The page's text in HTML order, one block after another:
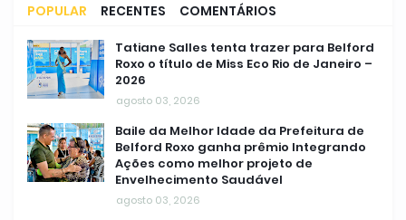
POPULAR RECENTES COMENTÁRIOS
Tatiane Salles tenta trazer para Belford
Roxo o título de Miss Eco Rio de Janeiro –
2026
agosto 03, 2026
Baile da Melhor Idade da Prefeitura de
Belford Roxo ganha prêmio Integrando
Ações como melhor projeto de
Envelhecimento Saudável
agosto 03, 2026